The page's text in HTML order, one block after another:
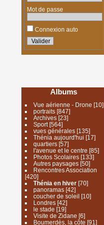
Mot de passe
Connexion auto
Albums
Vue aérienne - Drone [10]
portraits[847]
Archives [23]
Sport[564]
vues générales[135]
Thénia aujourd'hui [17]
quartiers[57]
l'avenue et le centre [85]
Photos Scolaires[133]
Autres paysages[50]
Rencontres Association
[420]
Thénia en hiver[70]
panoramas[42]
coucher de soleil [10]
Londres[42]
le stade [19]
Visite de Zidane [6]
Boumerdès, la côte [91]